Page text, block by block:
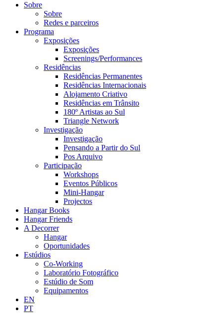
Sobre
Sobre
Redes e parceiros
Programa
Exposições
Exposições
Screenings/Performances
Residências
Residências Permanentes
Residências Internacionais
Alojamento Criativo
Residências em Trânsito
180º Artistas ao Sul
Triangle Network
Investigação
Investigação
Pensando a Partir do Sul
Pos Arquivo
Participação
Workshops
Eventos Públicos
Mini-Hangar
Projectos
Hangar Books
Hangar Friends
A Decorrer
Hangar
Oportunidades
Estúdios
Co-Working
Laboratório Fotográfico
Estúdio de Som
Equipamentos
EN
PT